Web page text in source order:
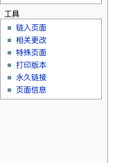
工具
链入页面
相关更改
特殊页面
打印版本
永久链接
页面信息